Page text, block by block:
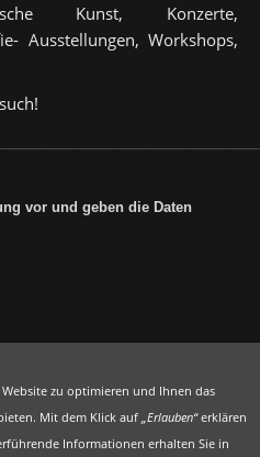
Kunst, Konzerte,
Ausstellungen, Workshops,
vor und geben die Daten
zu optimieren und Ihnen das
Mit dem Klick auf „Erlauben“erklären
Informationen erhalten Sie in